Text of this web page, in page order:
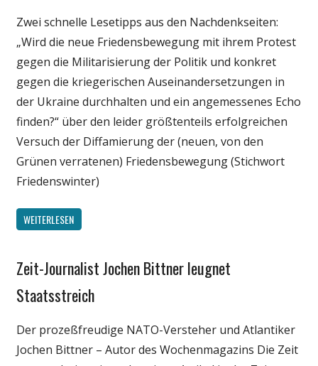
Politik
Wirtschaft
Wissenschaft
Zwei schnelle Lesetipps aus den Nachdenkseiten:
„Wird die neue Friedensbewegung mit ihrem Protest
gegen die Militarisierung der Politik und konkret
gegen die kriegerischen Auseinandersetzungen in
der Ukraine durchhalten und ein angemessenes Echo
finden?“ über den leider größtenteils erfolgreichen
Versuch der Diffamierung der (neuen, von den
Grünen verratenen) Friedensbewegung (Stichwort
Friedenswinter)
WEITERLESEN
Medien
Zeit-Journalist Jochen Bittner leugnet
Staatsstreich
Der prozeßfreudige NATO-Versteher und Atlantiker
Jochen Bittner – Autor des Wochenmagazins Die Zeit